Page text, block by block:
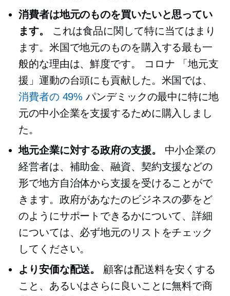
消費者は地元のものを買いたいと思ってい
ます。
これは食品に関して特に当てはまり
ます。米国で地元のものを購入する最も一
般的な理由は、鮮度です。
コロナ 「地元支
援」運動の台頭にも貢献した。米国では、
消費者の 49% パンデミックの最中に特に地
元の中小企業を支援するために購入しまし
た。
地元企業に対する政府の支援。
中小企業の
経営者は、補助金、融資、契約支援などの
形で地方自治体から支援を受けることがで
きます。政府があなたのビジネスの夢をど
のようにサポートできるかについて、詳細
については、必ず地元のリストをチェック
してください。
より安価な配送。
顧客は配送料を安くする
こと、あるいはさらに良いことに無料で商